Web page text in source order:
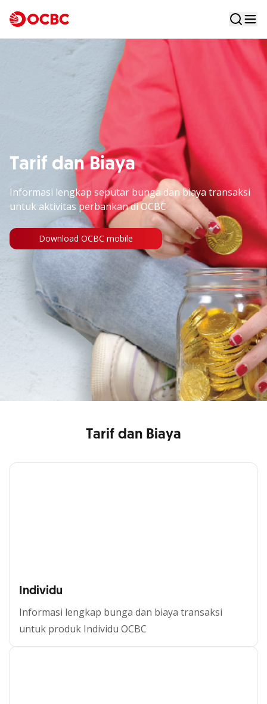
Tarif dan Biaya
Informasi lengkap seputar bunga dan biaya transaksi
untuk aktivitas perbankan di OCBC
Download OCBC mobile
Tarif dan Biaya
Individu
Informasi lengkap bunga dan biaya transaksi
untuk produk Individu OCBC